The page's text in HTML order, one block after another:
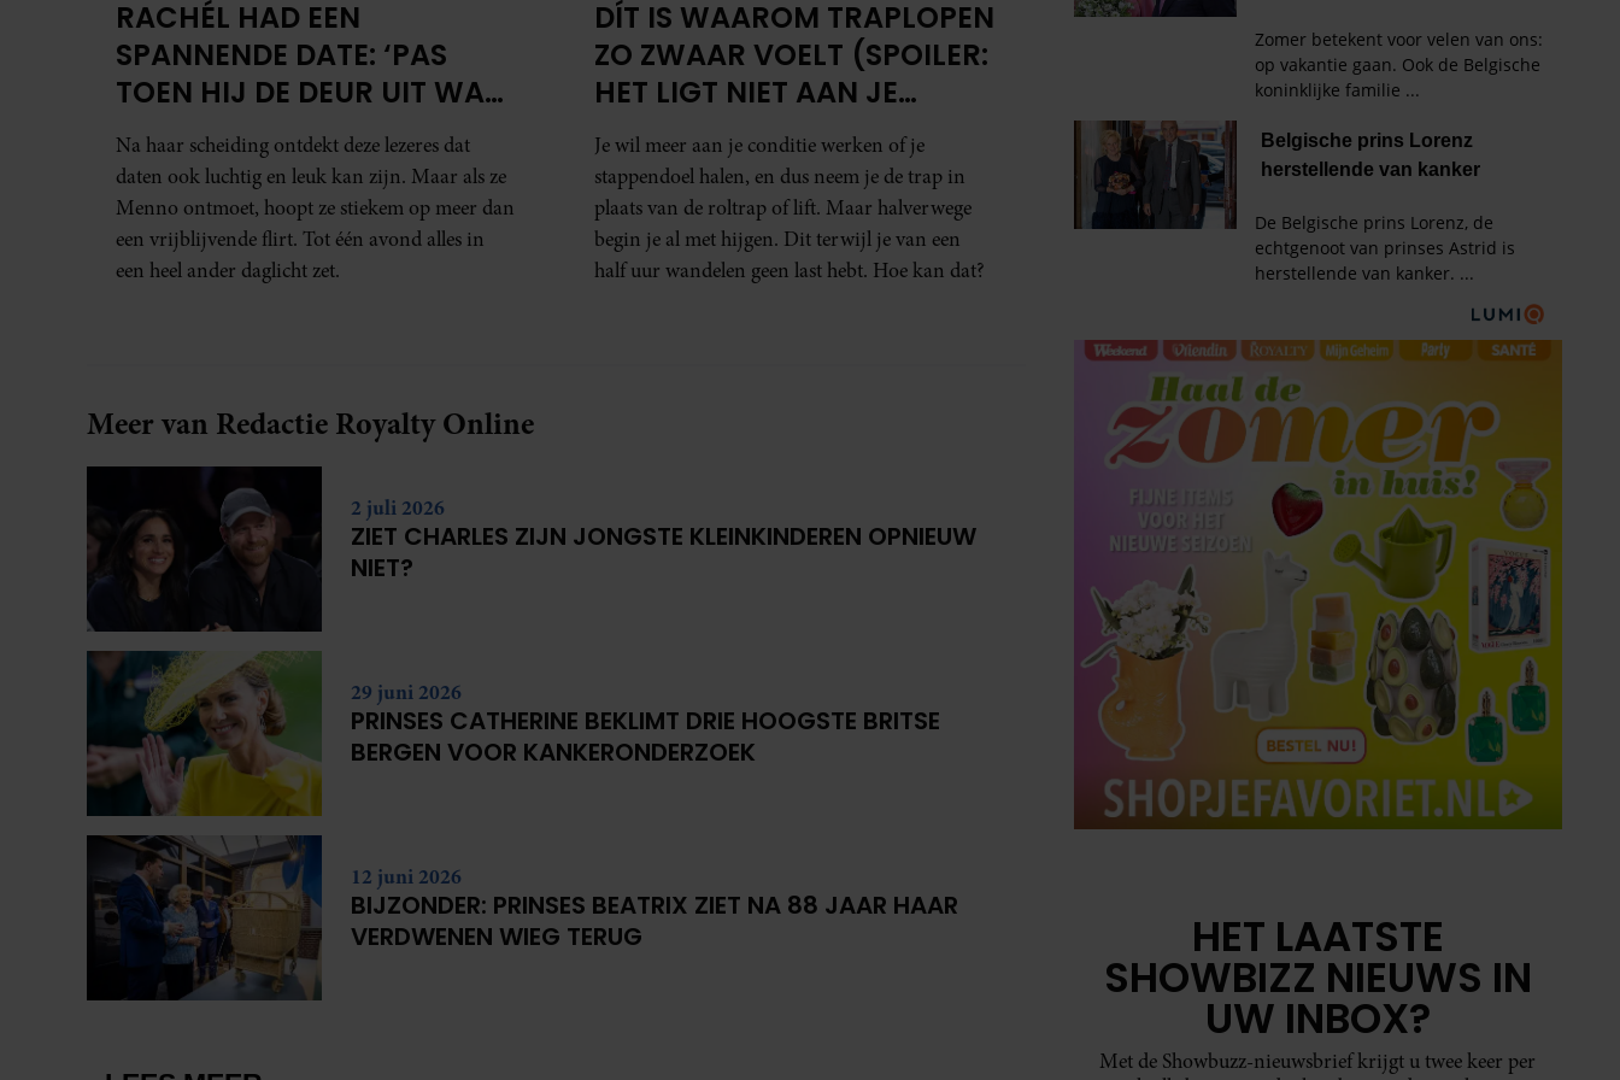
RACHÉL HAD EEN
SPANNENDE DATE: ‘PAS
TOEN HIJ DE DEUR UIT WAS,
BESEFTE IK WAT ER ECHT
WAS GEBEURD’
Na haar scheiding ontdekt deze lezeres dat
daten ook luchtig en leuk kan zijn. Maar als ze
Menno ontmoet, hoopt ze stiekem op meer dan
een vrijblijvende flirt. Tot één avond alles in
een heel ander daglicht zet.
DÍT IS WAAROM TRAPLOPEN
ZO ZWAAR VOELT (SPOILER:
HET LIGT NIET AAN JE
CONDITIE)
Je wil meer aan je conditie werken of je
stappendoel halen, en dus neem je de trap in
plaats van de roltrap of lift. Maar halverwege
begin je al met hijgen. Dit terwijl je van een
half uur wandelen geen last hebt. Hoe kan dat?
Meer van Redactie Royalty Online
2 juli 2026
ZIET CHARLES ZIJN JONGSTE KLEINKINDEREN OPNIEUW
NIET?
29 juni 2026
PRINSES CATHERINE BEKLIMT DRIE HOOGSTE BRITSE
BERGEN VOOR KANKERONDERZOEK
12 juni 2026
BIJZONDER: PRINSES BEATRIX ZIET NA 88 JAAR HAAR
VERDWENEN WIEG TERUG
HET LAATSTE
SHOWBIZZ NIEUWS IN
UW INBOX?
Met de Showbuzz-nieuwsbrief krijgt u twee keer per